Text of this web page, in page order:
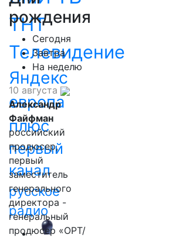
ТНТ
Телевидение
Яндекс
европа
плюс
первый
канал
русское
радио
рождения
Сегодня
Завтра
На неделю
10 августа
Александр
Файфман
российский
продюсер,
первый
заместитель
генерального
директора -
генеральный
продюсер «ОРТ/